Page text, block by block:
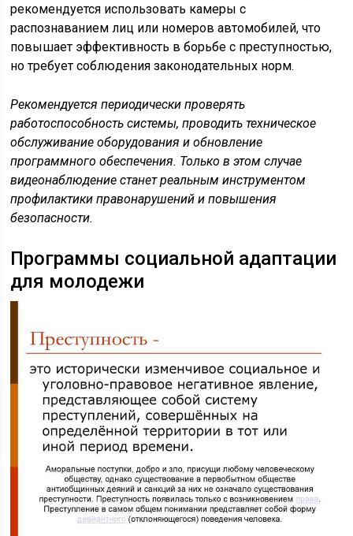
рекомендуется использовать камеры с
распознаванием лиц или номеров автомобилей, что
повышает эффективность в борьбе с преступностью,
но требует соблюдения законодательных норм.
Рекомендуется периодически проверять
работоспособность системы, проводить техническое
обслуживание оборудования и обновление
программного обеспечения. Только в этом случае
видеонаблюдение станет реальным инструментом
профилактики правонарушений и повышения
безопасности.
Программы социальной адаптации
для молодежи